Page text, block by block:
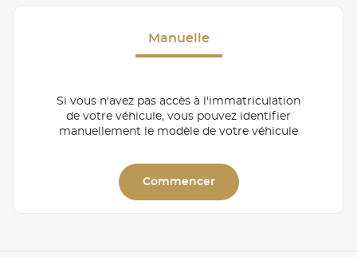
Manuelle
Si vous n'avez pas accès à l'immatriculation
de votre véhicule, vous pouvez identifier
manuellement le modèle de votre véhicule
Commencer